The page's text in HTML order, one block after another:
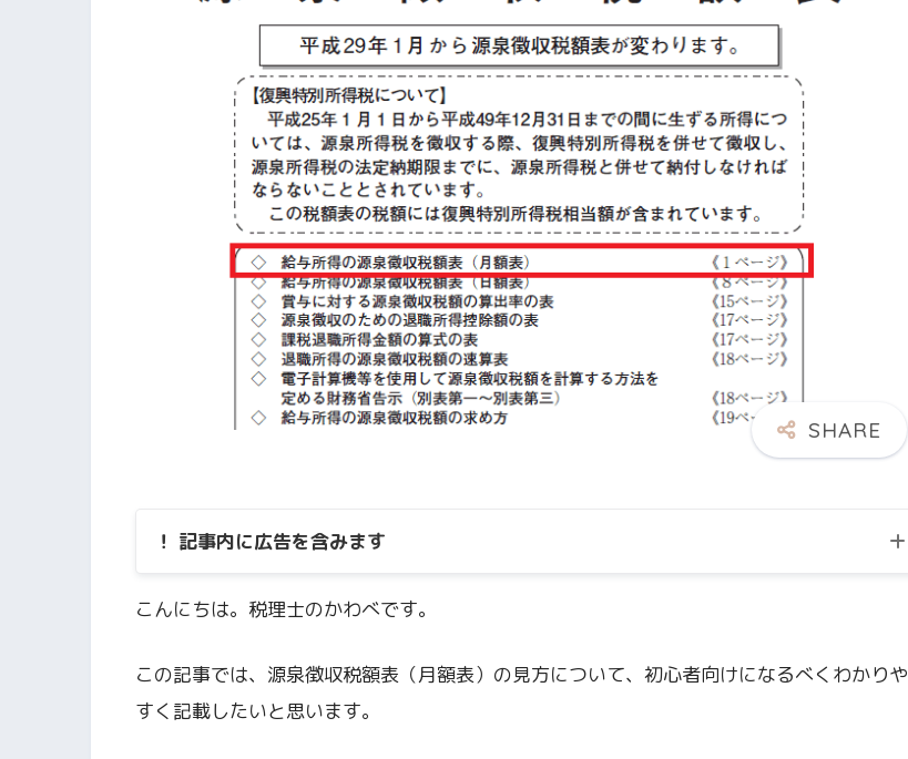
！ 記事内に広告を含みます
こんにちは。税理士のかわべです。
この記事では、源泉徴収税額表（月額表）の見方について、初心者向けになるべくわかりや
すく記載したいと思います。